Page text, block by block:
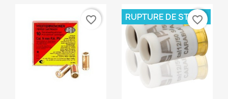
favorite_border RUPTURE DE STOCK
favorite_border